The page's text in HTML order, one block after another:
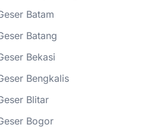
Batam
Batang
Bekasi
Bengkalis
Blitar
Bogor